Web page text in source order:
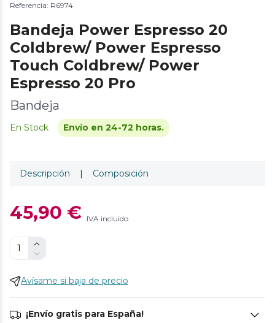
Referencia: R6974
Bandeja Power Espresso 20
Coldbrew/ Power Espresso
Touch Coldbrew/ Power
Espresso 20 Pro
Bandeja
En Stock Envío en 24-72 horas.
Descripción | Composición
45,90 € IVA incluido
Avísame si baja de precio
¡Envío gratis para España!